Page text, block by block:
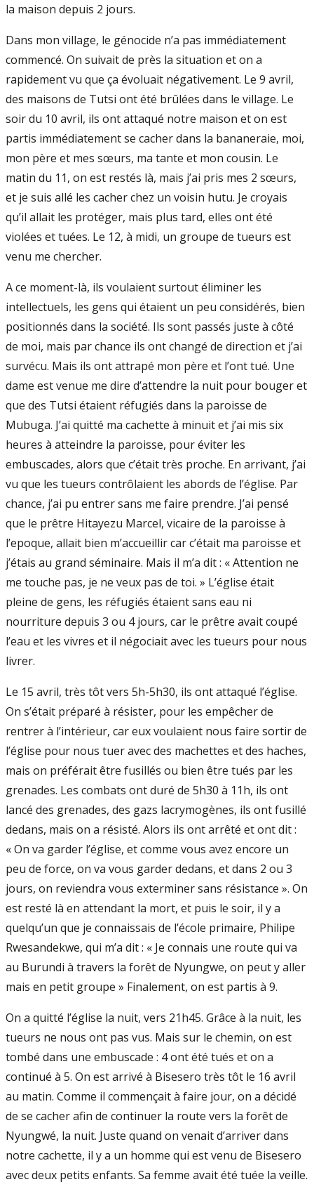
la maison depuis 2 jours.
Dans mon village, le génocide n’a pas immédiatement
commencé. On suivait de près la situation et on a
rapidement vu que ça évoluait négativement. Le 9 avril,
des maisons de Tutsi ont été brûlées dans le village. Le
soir du 10 avril, ils ont attaqué notre maison et on est
partis immédiatement se cacher dans la bananeraie, moi,
mon père et mes sœurs, ma tante et mon cousin. Le
matin du 11, on est restés là, mais j’ai pris mes 2 sœurs,
et je suis allé les cacher chez un voisin hutu. Je croyais
qu’il allait les protéger, mais plus tard, elles ont été
violées et tuées. Le 12, à midi, un groupe de tueurs est
venu me chercher.
A ce moment-là, ils voulaient surtout éliminer les
intellectuels, les gens qui étaient un peu considérés, bien
positionnés dans la société. Ils sont passés juste à côté
de moi, mais par chance ils ont changé de direction et j’ai
survécu. Mais ils ont attrapé mon père et l’ont tué. Une
dame est venue me dire d’attendre la nuit pour bouger et
que des Tutsi étaient réfugiés dans la paroisse de
Mubuga. J’ai quitté ma cachette à minuit et j’ai mis six
heures à atteindre la paroisse, pour éviter les
embuscades, alors que c’était très proche. En arrivant, j’ai
vu que les tueurs contrôlaient les abords de l’église. Par
chance, j’ai pu entrer sans me faire prendre. J’ai pensé
que le prêtre Hitayezu Marcel, vicaire de la paroisse à
l’epoque, allait bien m’accueillir car c’était ma paroisse et
j’étais au grand séminaire. Mais il m’a dit : « Attention ne
me touche pas, je ne veux pas de toi. » L’église était
pleine de gens, les réfugiés étaient sans eau ni
nourriture depuis 3 ou 4 jours, car le prêtre avait coupé
l’eau et les vivres et il négociait avec les tueurs pour nous
livrer.
Le 15 avril, très tôt vers 5h-5h30, ils ont attaqué l’église.
On s’était préparé à résister, pour les empêcher de
rentrer à l’intérieur, car eux voulaient nous faire sortir de
l’église pour nous tuer avec des machettes et des haches,
mais on préférait être fusillés ou bien être tués par les
grenades. Les combats ont duré de 5h30 à 11h, ils ont
lancé des grenades, des gazs lacrymogènes, ils ont fusillé
dedans, mais on a résisté. Alors ils ont arrêté et ont dit :
« On va garder l’église, et comme vous avez encore un
peu de force, on va vous garder dedans, et dans 2 ou 3
jours, on reviendra vous exterminer sans résistance ». On
est resté là en attendant la mort, et puis le soir, il y a
quelqu’un que je connaissais de l’école primaire, Philipe
Rwesandekwe, qui m’a dit : « Je connais une route qui va
au Burundi à travers la forêt de Nyungwe, on peut y aller
mais en petit groupe » Finalement, on est partis à 9.
On a quitté l’église la nuit, vers 21h45. Grâce à la nuit, les
tueurs ne nous ont pas vus. Mais sur le chemin, on est
tombé dans une embuscade : 4 ont été tués et on a
continué à 5. On est arrivé à Bisesero très tôt le 16 avril
au matin. Comme il commençait à faire jour, on a décidé
de se cacher afin de continuer la route vers la forêt de
Nyungwé, la nuit. Juste quand on venait d’arriver dans
notre cachette, il y a un homme qui est venu de Bisesero
avec deux petits enfants. Sa femme avait été tuée la veille.